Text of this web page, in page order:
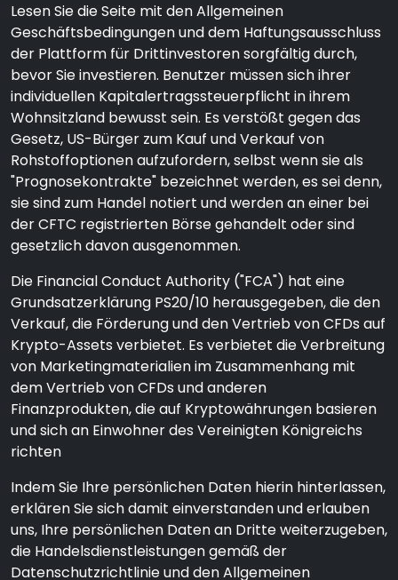
Lesen Sie die Seite mit den Allgemeinen
Geschäftsbedingungen und dem Haftungsausschluss
der Plattform für Drittinvestoren sorgfältig durch,
bevor Sie investieren. Benutzer müssen sich ihrer
individuellen Kapitalertragssteuerpflicht in ihrem
Wohnsitzland bewusst sein. Es verstößt gegen das
Gesetz, US-Bürger zum Kauf und Verkauf von
Rohstoffoptionen aufzufordern, selbst wenn sie als
"Prognosekontrakte" bezeichnet werden, es sei denn,
sie sind zum Handel notiert und werden an einer bei
der CFTC registrierten Börse gehandelt oder sind
gesetzlich davon ausgenommen.
Die Financial Conduct Authority ("FCA") hat eine
Grundsatzerklärung PS20/10 herausgegeben, die den
Verkauf, die Förderung und den Vertrieb von CFDs auf
Krypto-Assets verbietet. Es verbietet die Verbreitung
von Marketingmaterialien im Zusammenhang mit
dem Vertrieb von CFDs und anderen
Finanzprodukten, die auf Kryptowährungen basieren
und sich an Einwohner des Vereinigten Königreichs
richten
Indem Sie Ihre persönlichen Daten hierin hinterlassen,
erklären Sie sich damit einverstanden und erlauben
uns, Ihre persönlichen Daten an Dritte weiterzugeben,
die Handelsdienstleistungen gemäß der
Datenschutzrichtlinie und den Allgemeinen